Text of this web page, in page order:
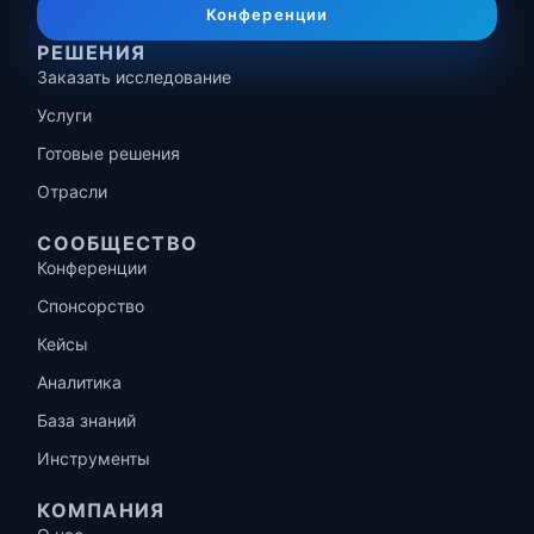
Конференции
РЕШЕНИЯ
Заказать исследование
Услуги
Готовые решения
Отрасли
СООБЩЕСТВО
Конференции
Спонсорство
Кейсы
Аналитика
База знаний
Инструменты
КОМПАНИЯ